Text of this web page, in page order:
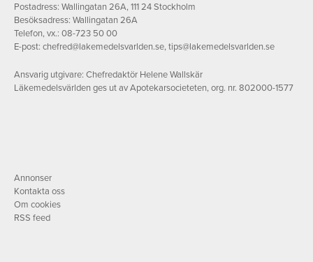
Postadress: Wallingatan 26A, 111 24 Stockholm
Besöksadress: Wallingatan 26A
Telefon, vx.: 08-723 50 00
E-post: chefred@lakemedelsvarlden.se,tips@lakemedelsvarlden.se
Ansvarig utgivare: Chefredaktör Helene Wallskär
Läkemedelsvärlden ges ut av Apotekarsocieteten, org. nr. 802000-1577
Annonser
Kontakta oss
Om cookies
RSS feed